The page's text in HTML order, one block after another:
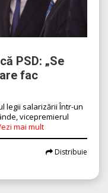
PSD: „Se
fac
legii salarizării Într-un
vicepremierul
mai mult
Distribuie